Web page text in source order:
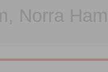
Norra